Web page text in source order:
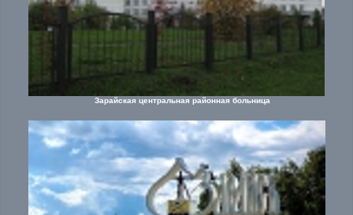
Зарайская центральная районная больница